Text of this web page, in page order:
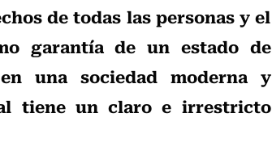
de todas las personas y el
garantía de un estado de
una sociedad moderna y
tiene un claro e irrestricto